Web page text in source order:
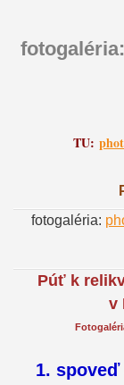
fotogaléria:
TU:
fotogaléria:
Púť k
v
1.